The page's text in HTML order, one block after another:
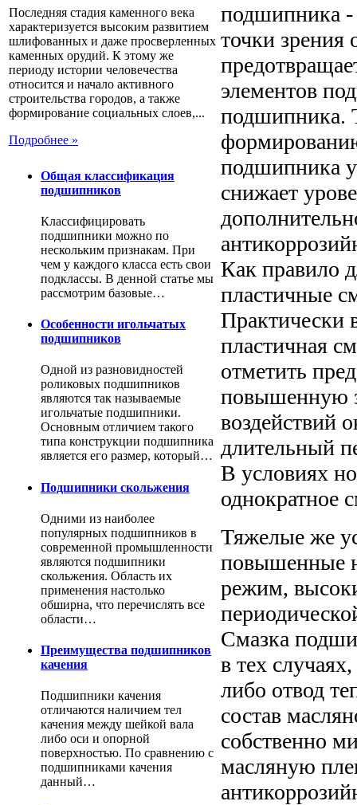
Последняя стадия каменного века
характеризуется высоким развитием
шлифованных и даже просверленных
каменных орудий. К этому же
периоду истории человечества
относится и начало активного
строительства городов, а также
формирование социальных слоев,...
Подробнее »
Общая классификация
подшипников
Классифицировать
подшипники можно по
нескольким признакам. При
чем у каждого класса есть свои
подклассы. В денной статье мы
рассмотрим базовые…
Особенности игольчатых
подшипников
Одной из разновидностей
роликовых подшипников
являются так называемые
игольчатые подшипники.
Основным отличием такого
типа конструкции подшипника
является его размер, который…
Подшипники скольжения
Одними из наиболее
популярных подшипников в
современной промышленности
являются подшипники
скольжения. Область их
применения настолько
обширна, что перечислять все
области…
Преимущества подшипников
качения
Подшипники качения
отличаются наличием тел
качения между шейкой вала
либо оси и опорной
поверхностью. По сравнению с
подшипниками качения
данный…
подшипника -
точки
элементов
подшипника.
подшипника
снижает
Как правило
пластичные
Практически
пластичная
отметить
повышенную
воздействий
длительный
В условиях
однократное
Тяжелые же
повышенные
режим,
Смазка
в тех
либо отвод
состав
собственно
масляную